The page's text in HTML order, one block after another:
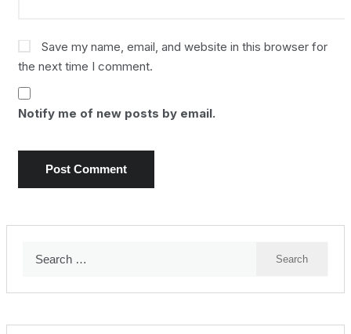
Save my name, email, and website in this browser for
the next time I comment.
Notify me of new posts by email.